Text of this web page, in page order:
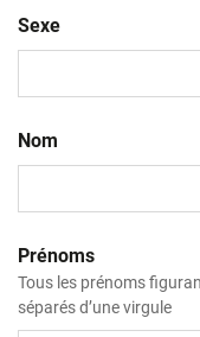
Sexe
Nom
Prénoms
Tous les prénoms
séparés d’une virgule